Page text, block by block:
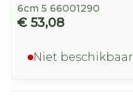
6cm 5 66001290
€ 53,08
Niet beschikbaar